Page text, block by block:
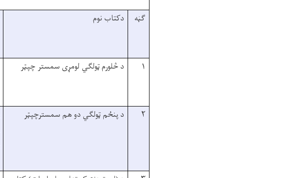
ګڼه دکتاب نوم
۱ د څلورم ټولګي لومړی سمستر چپټر
۲ د پنځم ټولګي دو هم سمسترچپټر